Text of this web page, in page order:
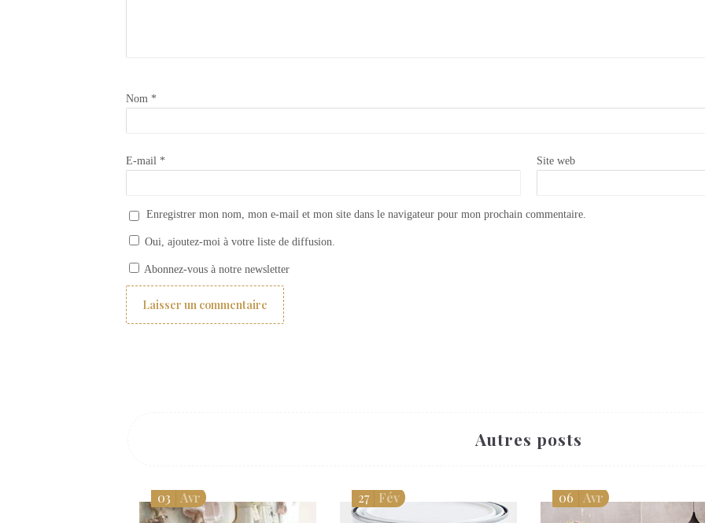
Nom *
E-mail * Site web
Enregistrer mon nom, mon e-mail et mon site dans le navigateur pour mon prochain commentaire.
Oui, ajoutez-moi à votre liste de diffusion.
Abonnez-vous à notre newsletter
Autres posts
03 Avr 27 Fév 06 Avr